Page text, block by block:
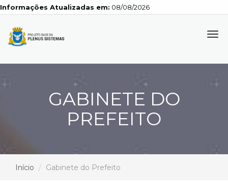
Atualizadas em: 08/08/2026
GABINETE DO
PREFEITO
Início Gabinete do Prefeito